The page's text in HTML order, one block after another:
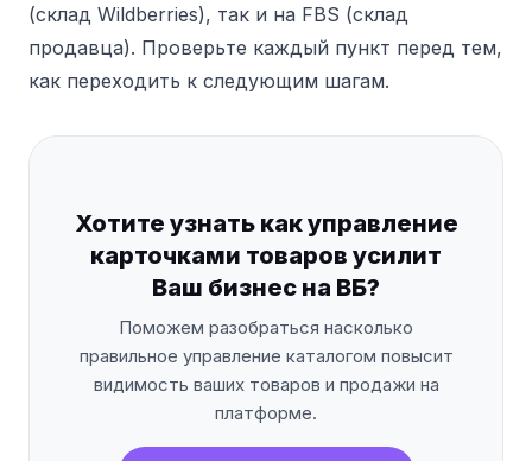
(склад Wildberries), так и на FBS (склад
продавца). Проверьте каждый пункт перед тем,
как переходить к следующим шагам.
Хотите узнать как управление
карточками товаров усилит
Ваш бизнес на ВБ?
Поможем разобраться насколько
правильное управление каталогом повысит
видимость ваших товаров и продажи на
платформе.